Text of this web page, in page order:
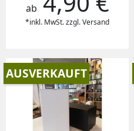
ab
*inkl. MwSt. zzgl. Versand
AUSVERKAUFT